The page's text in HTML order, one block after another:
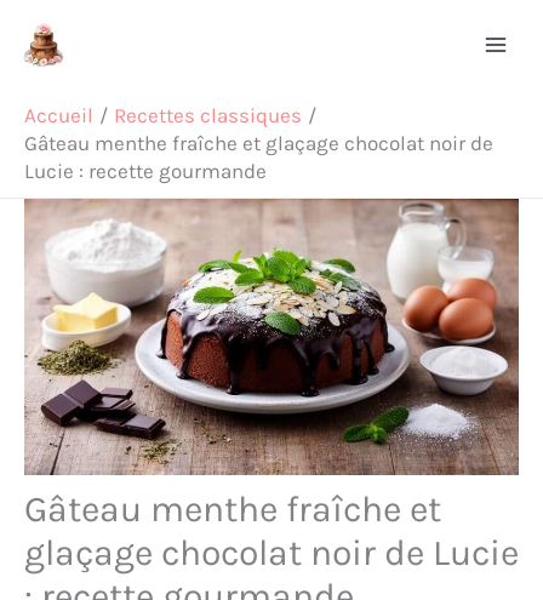
Accueil
Recettes classiques
Gâteau menthe fraîche et glaçage chocolat noir de
Lucie : recette gourmande
Gâteau menthe fraîche et
glaçage chocolat noir de Lucie
Rechercher